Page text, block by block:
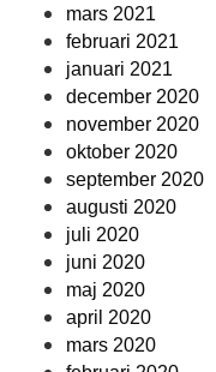
mars 2021
februari 2021
januari 2021
december 2020
november 2020
oktober 2020
september 2020
augusti 2020
juli 2020
juni 2020
maj 2020
april 2020
mars 2020